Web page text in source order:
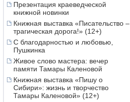
Презентация краеведческой
книжной новинки
Книжная выставка «Писательство –
трагическая дорога!» (12+)
С благодарностью и любовью,
Пушкинка
Живое слово мастера: вечер
памяти Тамары Каленовой
Книжная выставка «Пишу о
Сибири»: жизнь и творчество
Тамары Каленовой» (12+)